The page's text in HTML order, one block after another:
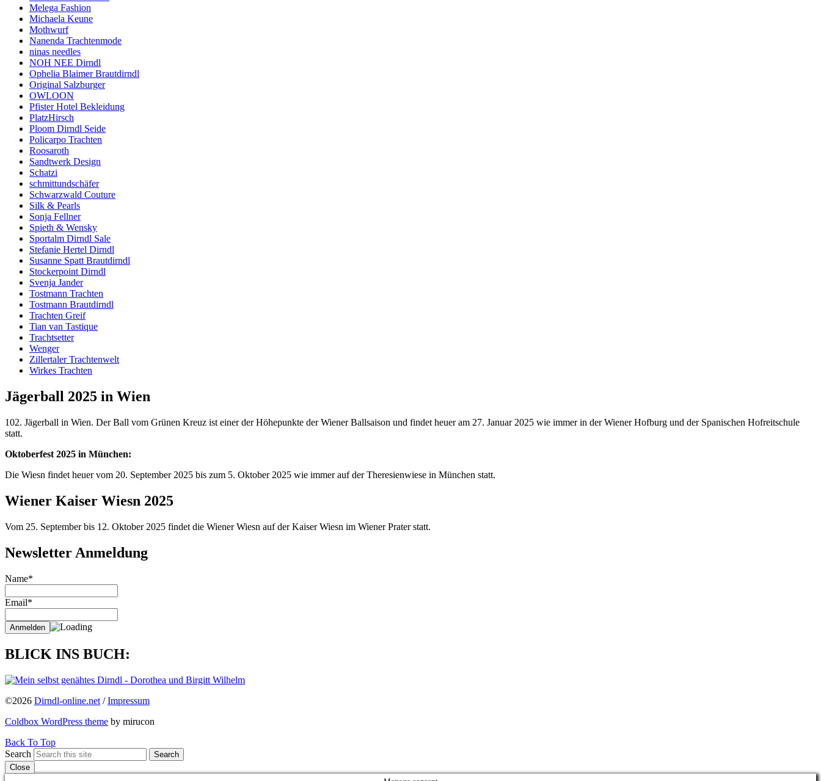
Melega Fashion
Michaela Keune
Mothwurf
Nanenda Trachtenmode
ninas needles
NOH NEE Dirndl
Ophelia Blaimer Brautdirndl
Original Salzburger
OWLOON
Pfister Hotel Bekleidung
PlatzHirsch
Ploom Dirndl Seide
Policarpo Trachten
Roosaroth
Sandtwerk Design
Schatzi
schmittundschäfer
Schwarzwald Couture
Silk & Pearls
Sonja Fellner
Spieth & Wensky
Sportalm Dirndl Sale
Stefanie Hertel Dirndl
Susanne Spatt Brautdirndl
Stockerpoint Dirndl
Svenja Jander
Tostmann Trachten
Tostmann Brautdirndl
Trachten Greif
Tian van Tastique
Trachtsetter
Wenger
Zillertaler Trachtenwelt
Wirkes Trachten
Jägerball 2025 in Wien
102. Jägerball in Wien. Der Ball vom Grünen Kreuz ist einer der Höhepunkte der Wiener Ballsaison und findet heuer am 27. Januar 2025 wie immer in der Wiener Hofburg und der Spanischen Hofreitschule
statt.
Oktoberfest 2025 in München:
Die Wiesn findet heuer vom 20. September 2025 bis zum 5. Oktober 2025 wie immer auf der Theresienwiese in München statt.
Wiener Kaiser Wiesn 2025
Vom 25. September bis 12. Oktober 2025 findet die Wiener Wiesn auf der Kaiser Wiesn im Wiener Prater statt.
Newsletter Anmeldung
Name*
Email*
BLICK INS BUCH:
©2026 Dirndl-online.net /Impressum
Coldbox WordPress theme by mirucon
Back To Top
Search
Search
Close